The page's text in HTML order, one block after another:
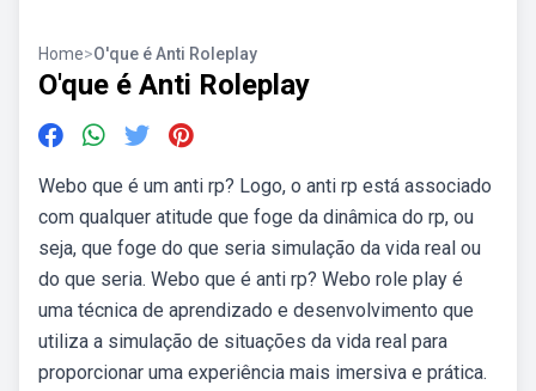
Home>O'que é Anti Roleplay
O'que é Anti Roleplay
Webo que é um anti rp? Logo, o anti rp está associado
com qualquer atitude que foge da dinâmica do rp, ou
seja, que foge do que seria simulação da vida real ou
do que seria. Webo que é anti rp? Webo role play é
uma técnica de aprendizado e desenvolvimento que
utiliza a simulação de situações da vida real para
proporcionar uma experiência mais imersiva e prática.